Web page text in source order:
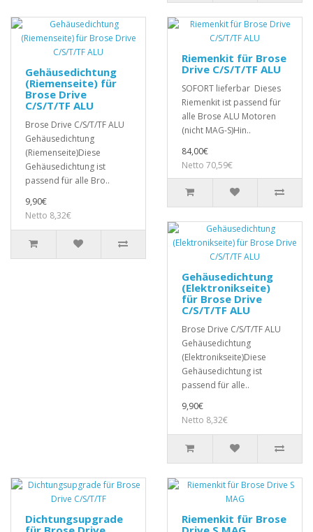
Gehäusedichtung
(Riemenseite) für
Brose Drive
C/S/T/TF ALU
Brose Drive C/S/T/TF ALU
Gehäusedichtung
(Riemenseite)Diese
Gehäusedichtung ist
passend für alle Bro..
9,90€
Netto 8,32€
Riemenkit für Brose
Drive C/S/T/TF ALU
SOFORT lieferbar Dieses
Riemenkit ist passend für
alle Brose ALU Motoren
(nicht MAG-S)Hin..
84,00€
Netto 70,59€
Gehäusedichtung
(Elektronikseite)
für Brose Drive
C/S/T/TF ALU
Brose Drive C/S/T/TF ALU
Gehäusedichtung
(Elektronikseite)Diese
Gehäusedichtung ist
passend für alle..
9,90€
Netto 8,32€
Dichtungsupgrade
Riemenkit für Brose